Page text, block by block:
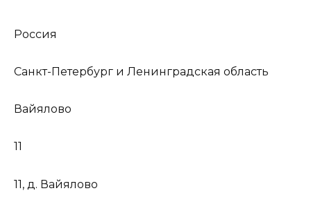
Россия
Санкт-Петербург и Ленинградская область
Вайялово
11
11, д. Вайялово